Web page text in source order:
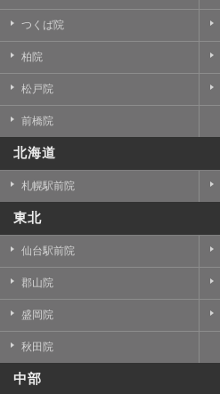
つくば院
柏院
松戸院
前橋院
北海道
札幌駅前院
東北
仙台駅前院
郡山院
盛岡院
秋田院
中部